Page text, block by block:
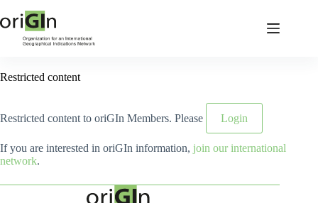
Restricted content
Restricted content to oriGIn Members. Please Login
If you are interested in oriGIn information, join our international
network.